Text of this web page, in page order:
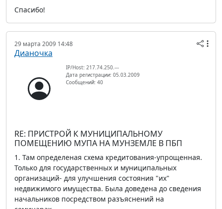
Спасибо!
29 марта 2009 14:48
Дианочка
IP/Host: 217.74.250.---
Дата регистрации: 05.03.2009
Сообщений: 40
RE: ПРИСТРОЙ К МУНИЦИПАЛЬНОМУ
ПОМЕЩЕНИЮ МУПА НА МУНЗЕМЛЕ В ПБП
1. Там определеная схема кредитования-упрощенная.
Только для государственных и муниципальных
организаций- для улучшения состояния "их"
недвижимого имущества. Была доведена до сведения
начальников посредством разъяснений на